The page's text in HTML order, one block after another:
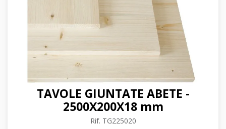
TAVOLE GIUNTATE ABETE -
2500X200X18 mm
Rif. TG225020